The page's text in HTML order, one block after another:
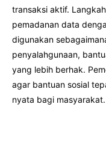
transaksi aktif.
pemadanan data
digunakan
penyalahgunaan,
yang lebih berhak.
agar bantuan sosial
nyata bagi masyarakat.